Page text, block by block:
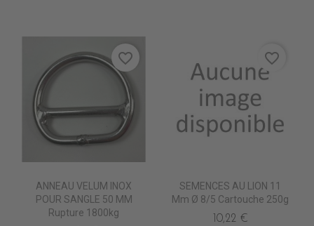
ANNEAU VELUM INOX
POUR SANGLE 50 MM
Rupture 1800kg
favorite_border
SEMENCES AU LION 11
Mm Ø 8/5 Cartouche 250g
10,22 €
favorite_border